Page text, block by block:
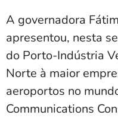
A governadora
apresentou, nesta
do Porto-Indústria
Norte à maior
aeroportos no
Communications